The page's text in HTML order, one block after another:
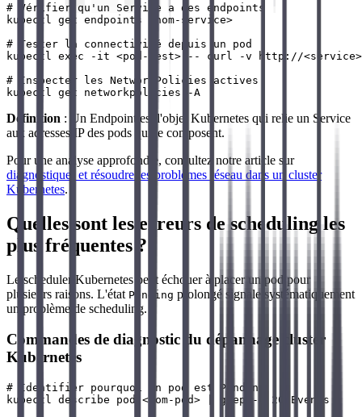
# Vérifier qu'un Service a des endpoints
kubectl get endpoints <nom-service>
# Tester la connectivité depuis un pod
kubectl exec -it <pod-test> -- curl -v http://
# Inspecter les NetworkPolicies actives
Définition : Un Endpoint est l'objet Kubernetes qui relie un Service
aux adresses IP des pods qui le composent.
Pour une analyse approfondie, consultez notre article sur
diagnostiquer et résoudre les problèmes réseau dans un cluster
Kubernetes.
Quelles sont les erreurs de scheduling les
plus fréquentes ?
Le scheduler Kubernetes peut échouer à placer un pod pour
plusieurs raisons. L'état Pending prolongé signale systématiquement
un problème de scheduling.
Commandes de diagnostic du dépannage cluster
Kubernetes
# Identifier pourquoi un pod est Pending
kubectl describe pod <nom-pod> | grep -A 20 Events